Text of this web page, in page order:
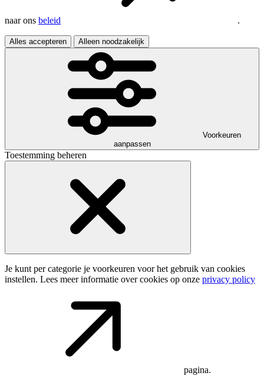
naar ons beleid .
Alles accepteren Alleen noodzakelijk
Voorkeuren
aanpassen
Toestemming beheren
Je kunt per categorie je voorkeuren voor het gebruik van cookies
instellen. Lees meer informatie over cookies op onze privacy policy
pagina.